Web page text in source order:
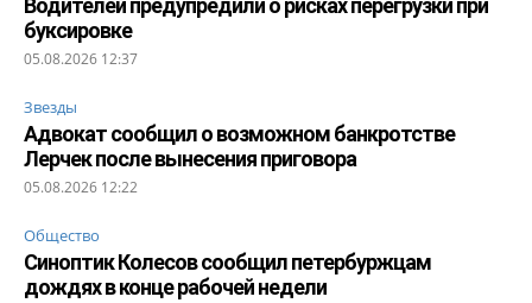
буксировке
05.08.2026 12:37
Звезды
Адвокат сообщил о возможном банкротстве
Лерчек после вынесения приговора
05.08.2026 12:22
Общество
Синоптик Колесов сообщил петербуржцам
дождях в конце рабочей недели